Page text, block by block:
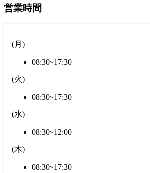
営業時間
(月 )
08:30~17:30
(火)
08:30~17:30
(水)
08:30~12:00
(木)
08:30~17:30